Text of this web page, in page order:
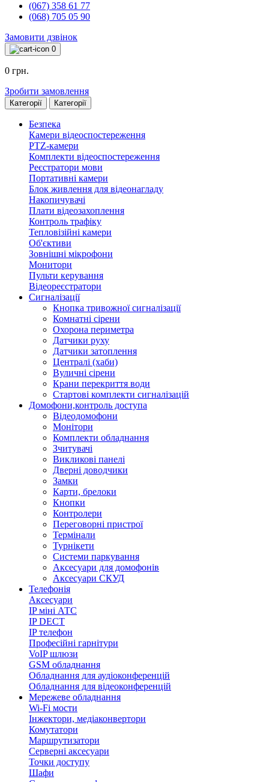
(067) 358 61 77
(068) 705 05 90
Замовити дзвінок
0
0 грн.
Зробити замовлення
Категорії Категорії
Безпека
Камери відеоспостереження
PTZ-камери
Комплекти відеоспостереження
Реєстратори мови
Портативні камери
Блок живлення для відеонагладу
Накопичувачі
Плати відеозахоплення
Контроль трафіку
Тепловізійні камери
Об'єктиви
Зовнішні мікрофони
Монитори
Пульти керування
Відеореєстратори
Сигналізації
Кнопка тривожної сигналізації
Комнатні сірени
Охорона периметра
Датчики руху
Датчики затоплення
Централі (хаби)
Вуличні сірени
Крани перекриття води
Стартові комплекти сигналізацій
Домофони,контроль доступа
Відеодомофони
Монітори
Комплекти обладнання
Зчитувачі
Викликові панелі
Дверні доводчики
Замки
Карти, брелоки
Кнопки
Контролери
Переговорні пристрої
Термінали
Турнікети
Системи паркування
Аксесуари для домофонів
Аксесуари СКУД
Телефонія
Аксесуари
IP міні АТС
IP DECT
IP телефон
Професійні гарнітури
VoIP шлюзи
GSM обладнання
Обладнання для аудіоконференцій
Обладнання для відеоконференцій
Мережеве обладнання
Wi-Fi мости
Інжектори, медіаконвертори
Комутатори
Маршрутизатори
Серверні аксесуари
Точки доступу
Шафи